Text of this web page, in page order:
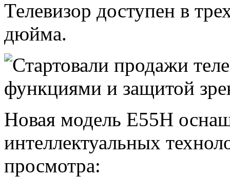
Телевизор доступен в
дюйма.
Новая модель E55H
интеллектуальных
просмотра: